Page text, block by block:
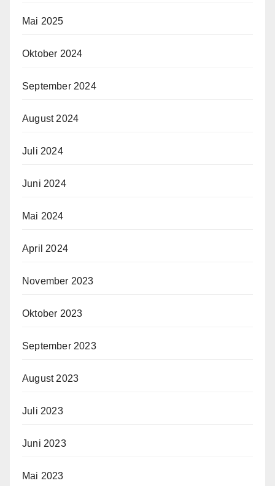
Mai 2025
Oktober 2024
September 2024
August 2024
Juli 2024
Juni 2024
Mai 2024
April 2024
November 2023
Oktober 2023
September 2023
August 2023
Juli 2023
Juni 2023
Mai 2023